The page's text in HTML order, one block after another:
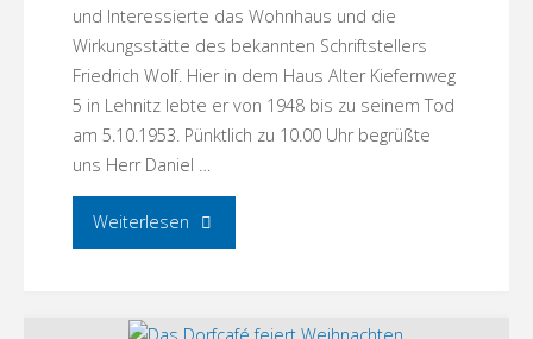
und Interessierte das Wohnhaus und die
Wirkungsstätte des bekannten Schriftstellers
Friedrich Wolf. Hier in dem Haus Alter Kiefernweg
5 in Lehnitz lebte er von 1948 bis zu seinem Tod
am 5.10.1953. Pünktlich zu 10.00 Uhr begrüßte
uns Herr Daniel …
Weiterlesen "Das
Kabinett